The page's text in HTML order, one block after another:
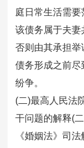
庭日常生活需
该债务属于夫妻
否则由其承担举
债务形成之前
纷争。
(二)最高人民法
干问题的解释(
《婚姻法》司